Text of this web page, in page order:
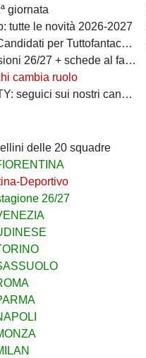
giornata
tutte le novità 2026-2027
per Tuttofantacalcio
27 + schede al fantacalcio
cambia ruolo
sui nostri canali social
delle 20 squadre
Deportivo
26/27